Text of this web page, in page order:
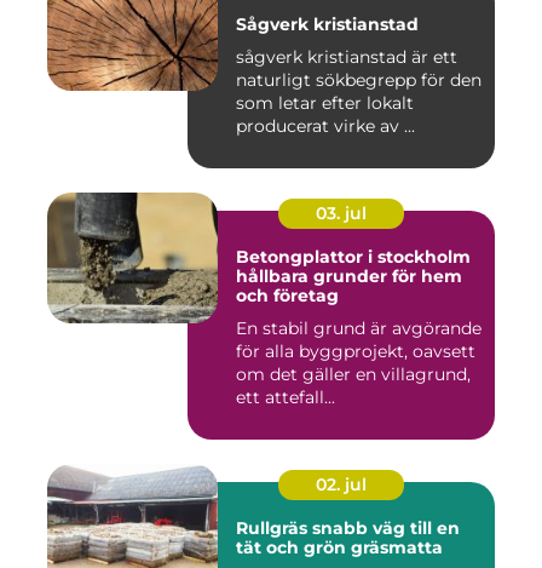
Sågverk kristianstad
sågverk kristianstad är ett
naturligt sökbegrepp för den
som letar efter lokalt
producerat virke av ...
03. jul
Betongplattor i stockholm
hållbara grunder för hem
och företag
En stabil grund är avgörande
för alla byggprojekt, oavsett
om det gäller en villagrund,
ett attefall...
02. jul
Rullgräs snabb väg till en
tät och grön gräsmatta